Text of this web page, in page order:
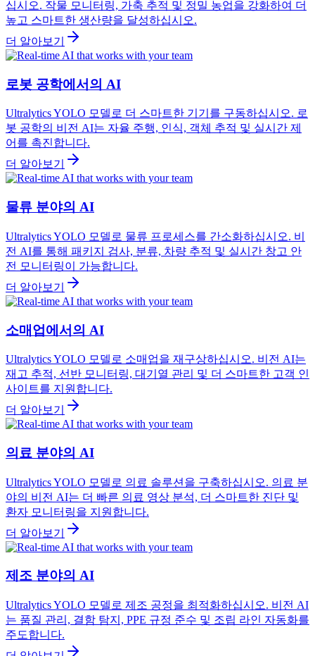
십시오. 작물 모니터링, 가축 추적 및 정밀 농업을 강화하여 더
높고 스마트한 생산량을 달성하십시오.
더 알아보기
로봇 공학에서의 AI
Ultralytics YOLO 모델로 더 스마트한 기기를 구동하십시오. 로
봇 공학의 비전 AI는 자율 주행, 인식, 객체 추적 및 실시간 제
어를 촉진합니다.
더 알아보기
물류 분야의 AI
Ultralytics YOLO 모델로 물류 프로세스를 간소화하십시오. 비
전 AI를 통해 패키지 검사, 분류, 차량 추적 및 실시간 창고 안
전 모니터링이 가능합니다.
더 알아보기
소매업에서의 AI
Ultralytics YOLO 모델로 소매업을 재구상하십시오. 비전 AI는
재고 추적, 선반 모니터링, 대기열 관리 및 더 스마트한 고객 인
사이트를 지원합니다.
더 알아보기
의료 분야의 AI
Ultralytics YOLO 모델로 의료 솔루션을 구축하십시오. 의료 분
야의 비전 AI는 더 빠른 의료 영상 분석, 더 스마트한 진단 및
환자 모니터링을 지원합니다.
더 알아보기
제조 분야의 AI
Ultralytics YOLO 모델로 제조 공정을 최적화하십시오. 비전 AI
는 품질 관리, 결함 탐지, PPE 규정 준수 및 조립 라인 자동화를
주도합니다.